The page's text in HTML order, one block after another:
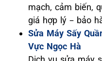
mạch, cảm biến,
giá hợp lý – bảo
Sửa Máy Sấy
Vực Ngọc Hà